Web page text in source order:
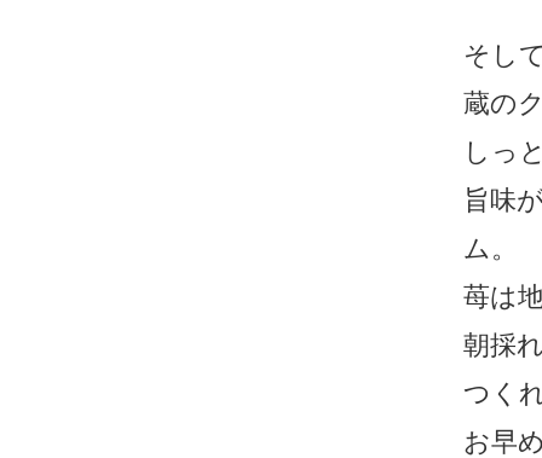
そし
蔵の
しっ
旨味
ム。
苺は
朝採
つく
お早